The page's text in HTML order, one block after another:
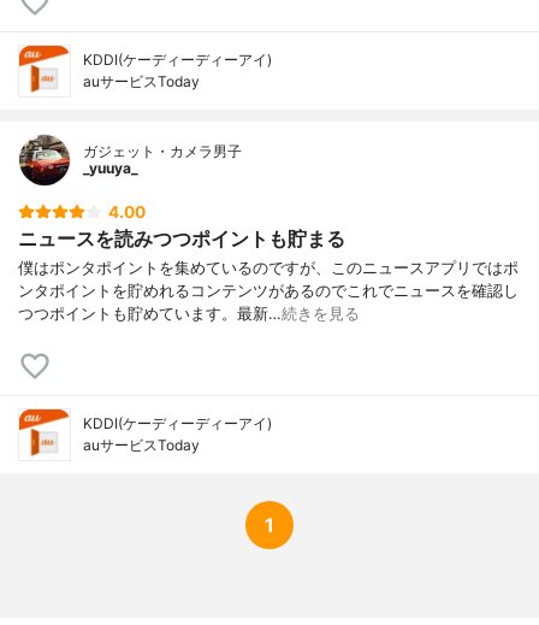
KDDI(ケーディーディーアイ)
auサービスToday
ガジェット・カメラ男子
_yuuya_
4.00
ニュースを読みつつポイントも貯まる
僕はポンタポイントを集めているのですが、このニュースアプリではポ
ンタポイントを貯めれるコンテンツがあるのでこれでニュースを確認し
つつポイントも貯めています。最新…続きを見る
KDDI(ケーディーディーアイ)
auサービスToday
1